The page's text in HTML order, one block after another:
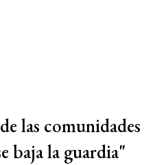
las comunidades
baja la guardia"